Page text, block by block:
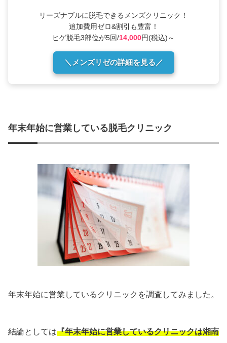
リーズナブルに脱毛できるメンズクリニック！
追加費用ゼロ&割引も豊富！
ヒゲ脱毛3部位が5回/14,000円(税込)～
＼メンズリゼの詳細を見る／
年末年始に営業している脱毛クリニック
年末年始に営業しているクリニックを調査してみました。
結論としては『年末年始に営業しているクリニックは湘南